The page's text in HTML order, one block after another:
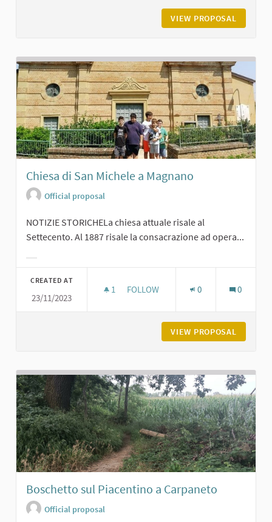
VIEW PROPOSAL
Chiesa di San Michele a Magnano
Official proposal
NOTIZIE STORICHELa chiesa attuale risale al
Settecento. Al 1887 risale la consacrazione ad opera...
CREATED AT
23/11/2023
1 1 FOLLOWER
FOLLOW 0 0
VIEW PROPOSAL
Boschetto sul Piacentino a Carpaneto
Official proposal